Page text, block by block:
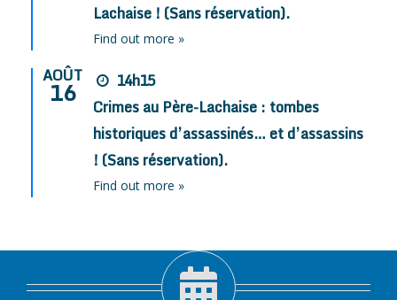
Lachaise ! (Sans réservation).
Find out more »
AOÛT
16
14h15
Crimes au Père-Lachaise : tombes
historiques d’assassinés… et d’assassins
! (Sans réservation).
Find out more »